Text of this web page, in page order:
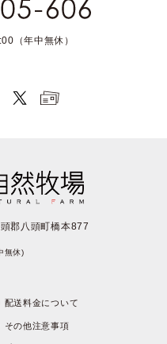
（年中無休）
郡八頭町橋本877
無休)
配送料金について
その他注意事項